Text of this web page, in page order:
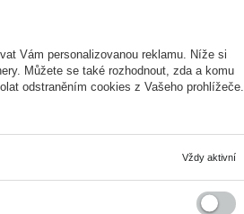
Probio-
-
Centella Watergel
Sheet Ampoule
Mask -
65,00 Kč
Vám personalizovanou reklamu. Níže si
Můžete se také rozhodnout, zda a komu
odstraněním cookies z Vašeho prohlížeče.
Vždy aktivní